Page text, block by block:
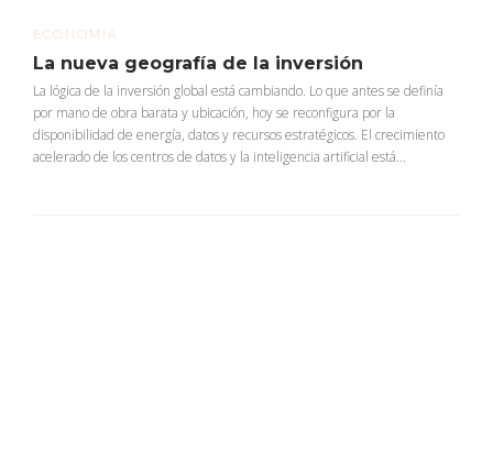
ECONOMIA
La nueva geografía de la inversión
La lógica de la inversión global está cambiando. Lo que antes se definía
por mano de obra barata y ubicación, hoy se reconfigura por la
disponibilidad de energía, datos y recursos estratégicos. El crecimiento
acelerado de los centros de datos y la inteligencia artificial está...